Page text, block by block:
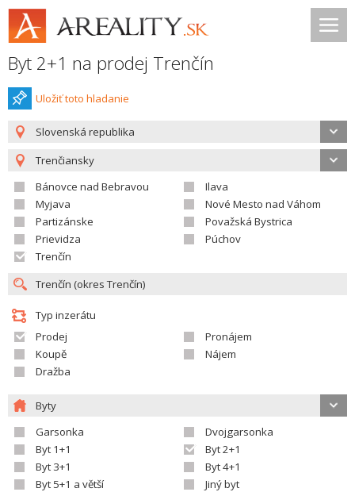
Byt 2+1 na prodej Trenčín
Uložiť toto hladanie
Slovenská republika
Trenčiansky
Bánovce nad Bebravou
Ilava
Myjava
Nové Mesto nad Váhom
Partizánske
Považská Bystrica
Prievidza
Púchov
Trenčín
Typ inzerátu
Prodej
Pronájem
Koupě
Nájem
Dražba
Byty
Garsonka
Dvojgarsonka
Byt 1+1
Byt 2+1
Byt 3+1
Byt 4+1
Byt 5+1 a větší
Jiný byt